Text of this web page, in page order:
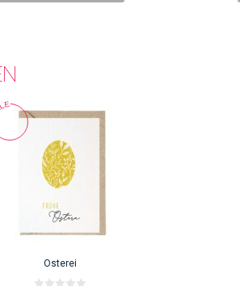
Osterei